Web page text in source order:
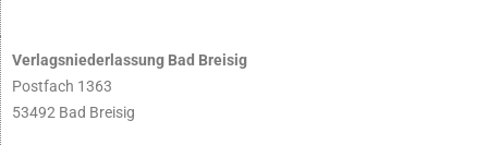
Verlagsniederlassung Bad Breisig
Postfach 1363
53492 Bad Breisig